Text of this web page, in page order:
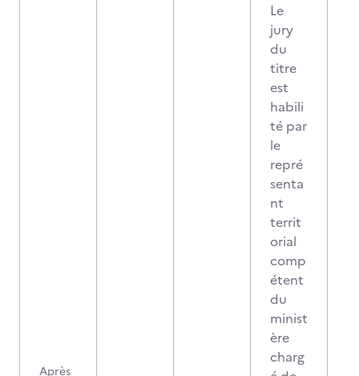
Après
Le
jury
du
titre
est
habili
té par
le
repré
senta
nt
territ
orial
comp
étent
du
minist
ère
charg